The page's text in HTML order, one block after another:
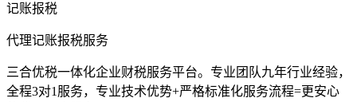
记账报税
代理记账报税服务
三合优税一体化企业财税服务平台。专业团队九年行业经验，
全程3对1服务，专业技术优势+严格标准化服务流程=更安心